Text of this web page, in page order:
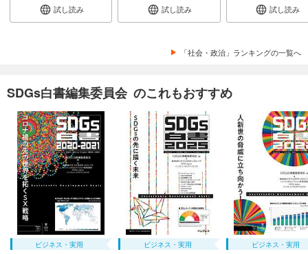
試し読み 試し読み 試し読み
「社会・政治」ランキングの一覧へ
SDGs白書編集委員会 のこれもおすすめ
ビジネス・実用 ビジネス・実用 ビジネス・実用